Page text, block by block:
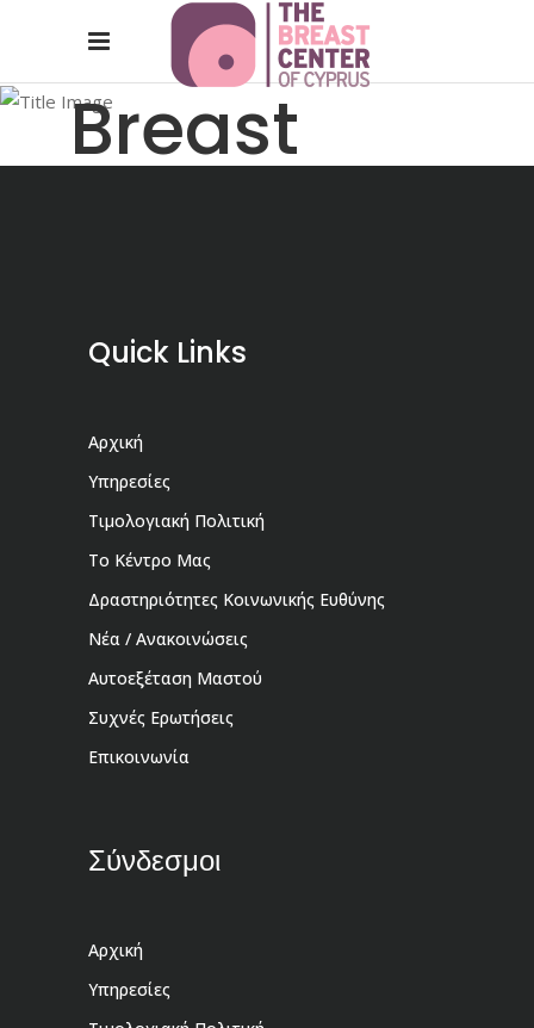
Breast
Quick Links
Αρχική
Υπηρεσίες
Τιμολογιακή Πολιτική
Το Κέντρο Μας
Δραστηριότητες Κοινωνικής Ευθύνης
Νέα / Ανακοινώσεις
Αυτοεξέταση Μαστού
Συχνές Ερωτήσεις
Επικοινωνία
Σύνδεσμοι
Αρχική
Υπηρεσίες